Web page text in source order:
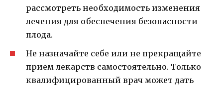
рассмотреть необходимость изменения
лечения для обеспечения безопасности
плода.
Не назначайте себе или не прекращайте
прием лекарств самостоятельно. Только
квалифицированный врач может дать